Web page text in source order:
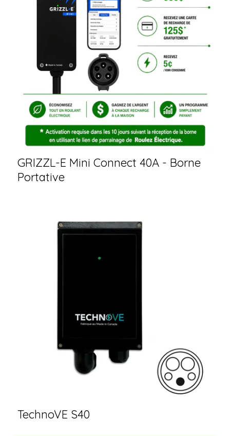
GRIZZL-E Mini Connect 40A - Borne
Portative
TechnoVE S40